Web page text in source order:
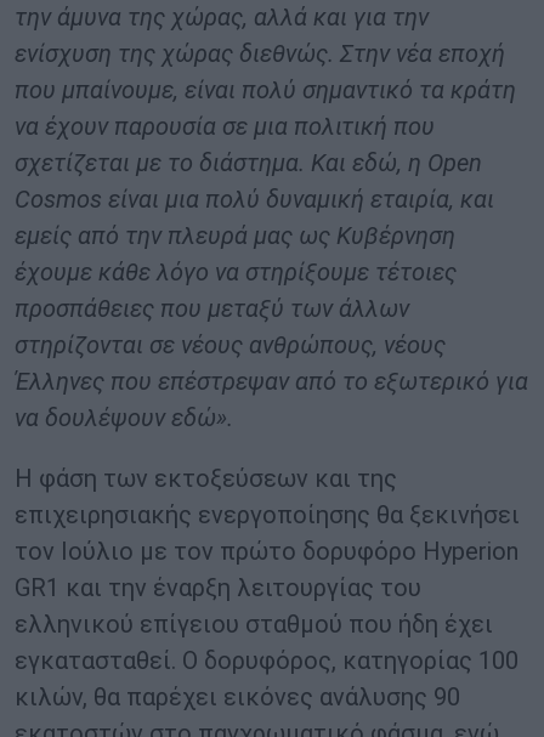
την άμυνα της χώρας, αλλά και για την
ενίσχυση της χώρας διεθνώς. Στην νέα εποχή
που μπαίνουμε, είναι πολύ σημαντικό τα κράτη
να έχουν παρουσία σε μια πολιτική που
σχετίζεται με το διάστημα. Και εδώ, η Open
Cosmos είναι μια πολύ δυναμική εταιρία, και
εμείς από την πλευρά μας ως Κυβέρνηση
έχουμε κάθε λόγο να στηρίξουμε τέτοιες
προσπάθειες που μεταξύ των άλλων
στηρίζονται σε νέους ανθρώπους, νέους
Έλληνες που επέστρεψαν από το εξωτερικό για
να δουλέψουν εδώ».
Η φάση των εκτοξεύσεων και της
επιχειρησιακής ενεργοποίησης θα ξεκινήσει
τον Ιούλιο με τον πρώτο δορυφόρο Hyperion
GR1 και την έναρξη λειτουργίας του
ελληνικού επίγειου σταθμού που ήδη έχει
εγκατασταθεί. Ο δορυφόρος, κατηγορίας 100
κιλών, θα παρέχει εικόνες ανάλυσης 90